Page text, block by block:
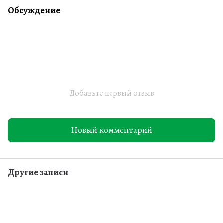
Обсуждение
Добавьте первый отзыв
Новый комментарий
Другие записи